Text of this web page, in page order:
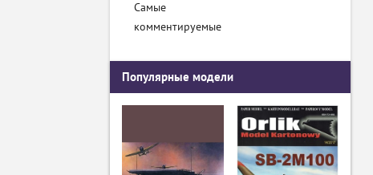
Самые
комментируемые
Популярные модели